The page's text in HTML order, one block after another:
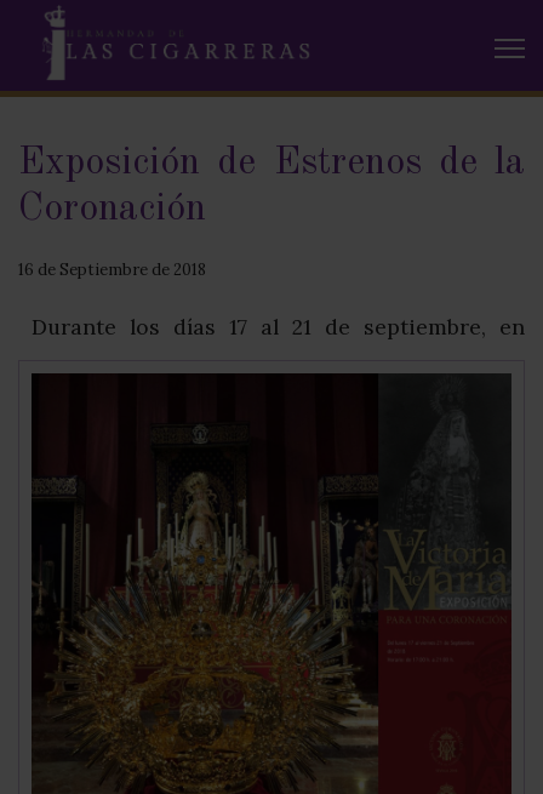
Exposición de Estrenos de la
Coronación
16 de Septiembre de 2018
Durante los días 17 al 21 de septiembre, en